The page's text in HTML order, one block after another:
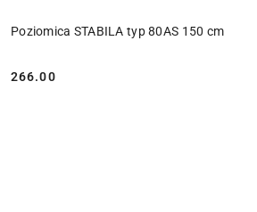
Poziomica STABILA typ 80AS 150 cm
Cena:
266.00